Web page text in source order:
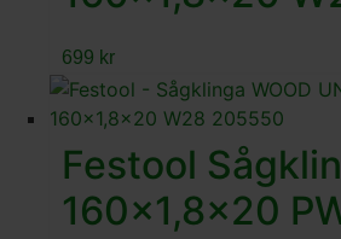
699 kr
Festool
160×1,8×20